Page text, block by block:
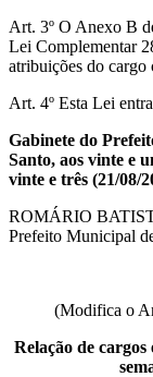
Art. 3º O Anexo B
Lei Complementar
atribuições do cargo
Art. 4º Esta Lei
Gabinete do
Santo, aos vinte e
vinte e três (21/08/
ROMÁRIO
Prefeito Municipal
(Modifica o
Relação de